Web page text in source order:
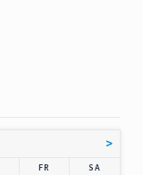
>
NNERSTAG
FR SAMSTAG